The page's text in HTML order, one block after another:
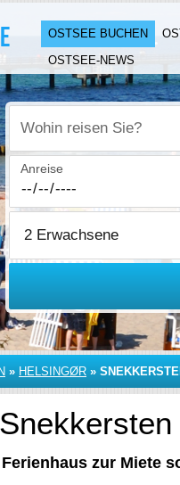
OSTSEE BUCHEN
OSTSEE-NEWS
Wohin reisen Sie?
Anreise
» HELSINGØR »
zur Miete